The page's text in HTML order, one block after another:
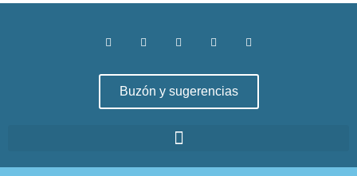
Buzón y sugerencias